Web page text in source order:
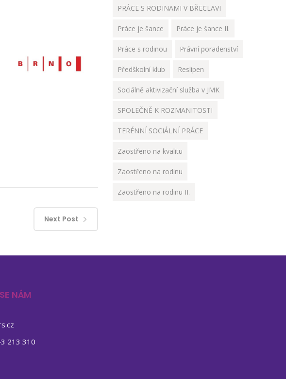
Next Post
PRÁCE S RODINAMI V BŘECLAVI
Práce je šance Práce je šance II.
Práce s rodinou Právní poradenství
Předškolní klub Reslipen
Sociálně aktivizační služba v JMK
SPOLEČNĚ K ROZMANITOSTI
TERÉNNÍ SOCIÁLNÍ PRÁCE
Zaostřeno na kvalitu
Zaostřeno na rodinu
Zaostřeno na rodinu II.
NÁM
213 310